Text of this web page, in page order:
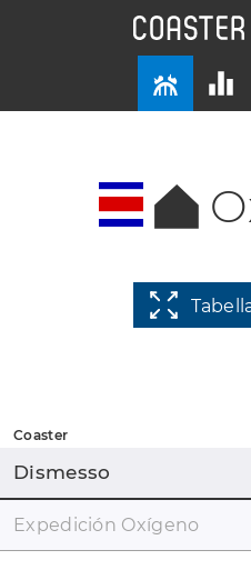
Coaster
Dismesso
Expedición Oxígeno